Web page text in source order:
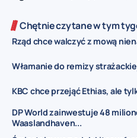
Chętnie czytane w tym
Rząd chce walczyć z mową
Włamanie do remizy
KBC chce przejąć Ethias, ale
DP World zainwestuje 48
Waaslandhaven...